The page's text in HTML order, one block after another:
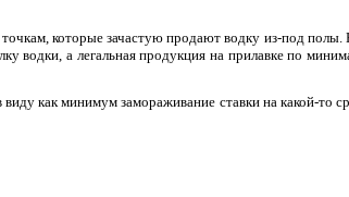
которые зачастую продают водку из-под полы.
водки, а легальная продукция на прилавке по
как минимум замораживание ставки на какой-то